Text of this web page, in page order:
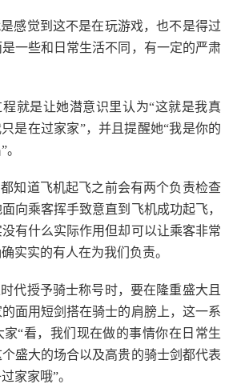
感觉到这不是在玩游戏，也不是得过
一些和日常生活不同，有一定的严肃
就是让她潜意识里认为“这就是我真
是在过家家”，并且提醒她“我是你的
知道飞机起飞之前会有两个负责检查
向乘客挥手致意直到飞机成功起飞，
有什么实际作用但却可以让乘客非常
实实的有人在为我们负责。
代授予骑士称号时，要在隆重盛大且
面用短剑搭在骑士的肩膀上，这一系
“看，我们现在做的事情你在日常生
盛大的场合以及高贵的骑士剑都代表
家家哦”。